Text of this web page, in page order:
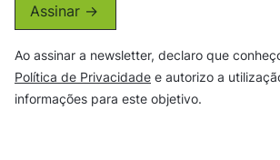
Assinar ->
Ao assinar a newsletter, declaro que
Política de Privacidade e autorizo a
informações para este objetivo.